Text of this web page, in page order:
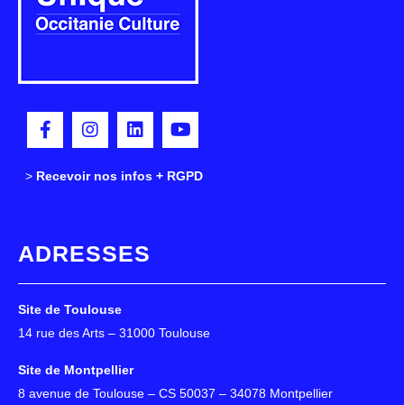
> Recevoir nos infos + RGPD
ADRESSES
Site de Toulouse
14 rue des Arts – 31000 Toulouse
Site de Montpellier
8 avenue de Toulouse – CS 50037 – 34078 Montpellier